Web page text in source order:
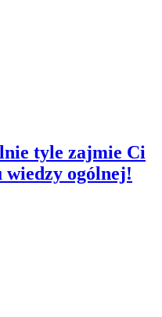
tyle zajmie Ci
wiedzy ogólnej!